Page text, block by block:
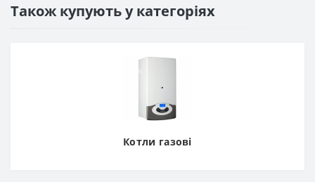
Також купують у категоріях
Котли газові